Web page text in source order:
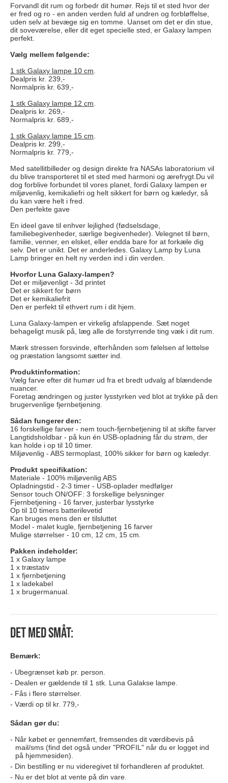
Forvandl dit rum og forbedr dit humør. Rejs til et sted hvor der
er fred og ro - en anden verden fuld af undren og forbløffelse,
uden selv at bevæge sig en tomme. Uanset om det er din stue,
dit soveværelse, eller dit eget specielle sted, er Galaxy lampen
perfekt.
Vælg mellem følgende:
1 stk Galaxy lampe 10 cm.
Dealpris kr. 239,-
Normalpris kr. 639,-
1 stk Galaxy lampe 12 cm.
Dealpris kr. 269,-
Normalpris kr. 689,-
1 stk Galaxy lampe 15 cm.
Dealpris kr. 299,-
Normalpris kr. 779,-
Med satellitbilleder og design direkte fra NASAs laboratorium vil
du blive transporteret til et sted med harmoni og ærefrygt.Du vil
dog forblive forbundet til vores planet, fordi Galaxy lampen er
miljøvenlig, kemikaliefri og helt sikkert for børn og kæledyr, så
du kan være helt i fred.
Den perfekte gave
En ideel gave til enhver lejlighed (fødselsdage,
familiebegivenheder, særlige begivenheder). Velegnet til børn,
familie, venner, en elsket, eller endda bare for at forkæle dig
selv. Det er unikt. Det er anderledes. Galaxy Lamp by Luna
Lamp bringer en helt ny verden ind i din verden.
Hvorfor Luna Galaxy-lampen?
Det er miljøvenligt - 3d printet
Det er sikkert for børn
Det er kemikaliefrit
Den er perfekt til ethvert rum i dit hjem.
Luna Galaxy-lampen er virkelig afslappende. Sæt noget
behageligt musik på, læg alle de forstyrrende ting væk i dit rum.
Mærk stressen forsvinde, efterhånden som følelsen af lettelse
og præstation langsomt sætter ind.
Produktinformation:
Vælg farve efter dit humør ud fra et bredt udvalg af blændende
nuancer.
Foretag ændringen og juster lysstyrken ved blot at trykke på den
brugervenlige fjernbetjening.
Sådan fungerer den:
16 forskellige farver - nem touch-fjernbetjening til at skifte farver
Langtidsholdbar - på kun én USB-opladning får du strøm, der
kan holde i op til 10 timer.
Miljøvenlig - ABS termoplast, 100% sikker for børn og kæledyr.
Produkt specifikation:
Materiale - 100% miljøvenlig ABS
Opladningstid - 2-3 timer - USB-oplader medfølger
Sensor touch ON/OFF: 3 forskellige belysninger
Fjernbetjening - 16 farver, justerbar lysstyrke
Op til 10 timers batterilevetid
Kan bruges mens den er tilsluttet
Model - malet kugle, fjernbetjening 16 farver
Mulige størrelser - 10 cm, 12 cm, 15 cm.
Pakken indeholder:
1 x Galaxy lampe
1 x træstativ
1 x fjernbetjening
1 x ladekabel
1 x brugermanual.
Det med småt:
Bemærk:
Ubegrænset køb pr. person.
Dealen er gældende til 1 stk. Luna Galakse lampe.
Fås i flere størrelser.
Værdi op til kr. 779,-
Sådan gør du:
Når købet er gennemført, fremsendes dit værdibevis på
mail/sms (find det også under "PROFIL" når du er logget ind
på hjemmesiden).
Din bestilling er nu videregivet til forhandleren af produktet.
Nu er det blot at vente på din vare.